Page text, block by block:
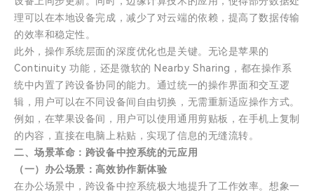
理可以在本地设备完成，减少了对云端的依赖，提高了数据传输
的效率和稳定性。
此外，操作系统层面的深度优化也是关键。无论是苹果的
Continuity 功能，还是微软的 Nearby Sharing，都在操作系
统中内置了跨设备协同的能力。通过统一的操作界面和交互逻
辑，用户可以在不同设备间自由切换，无需重新适应操作方式。
例如，在苹果设备间，用户可以使用通用剪贴板，在手机上复制
的内容，直接在电脑上粘贴，实现了信息的无缝流转。
二、场景革命：跨设备中控系统的元应用
（一）办公场景：高效协作新体验
在办公场景中，跨设备中控系统极大地提升了工作效率。想象一